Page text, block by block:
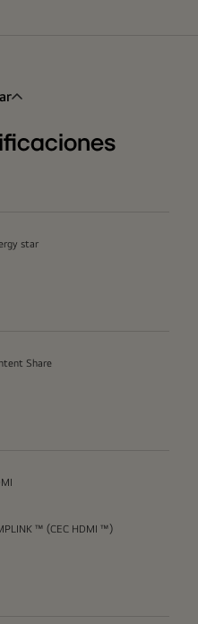
star
Share
™ (CEC HDMI ™)